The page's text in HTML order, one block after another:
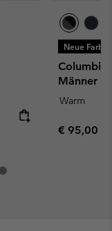
Neue
Columbia
Männer
Warm
Regular
€ 95,00